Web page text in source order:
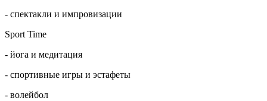
- спектакли и импровизации
Sport Time
- йога и медитация
- спортивные игры и эстафеты
- волейбол